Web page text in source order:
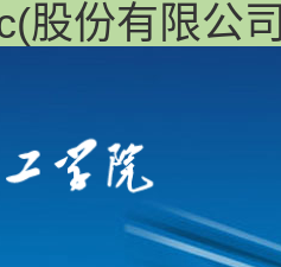
股份有限公